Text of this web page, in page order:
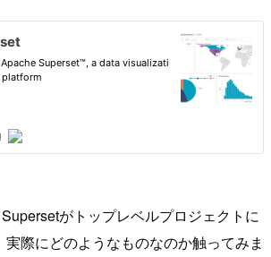
がトップレベルプロジェクトに
際にどのようなものなのか触ってみま